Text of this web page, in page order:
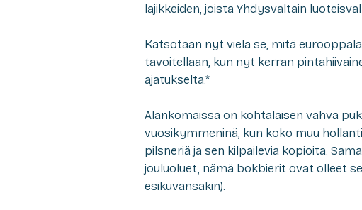
lajikkeiden, joista Yhdysvaltain
Katsotaan nyt vielä se, mitä
tavoitellaan, kun nyt kerran
ajatukselta.*
Alankomaissa on kohtalaisen vahva
vuosikymmeninä, kun koko muu
pilsneriä ja sen kilpailevia kopioita.
jouluoluet, nämä bokbierit ovat olleet
esikuvansakin).